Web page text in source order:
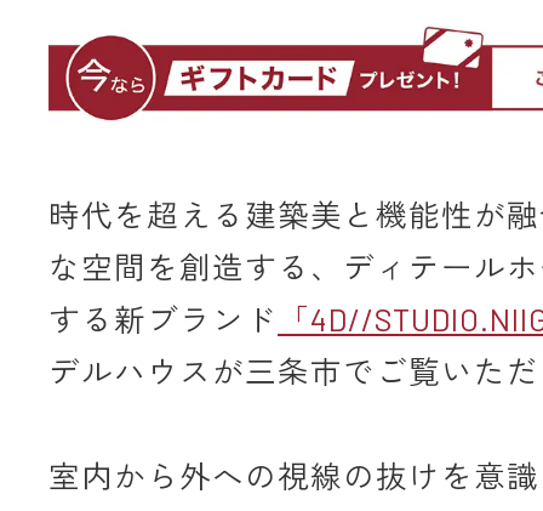
時代を超える建築美と機能性が
な空間を創造する、ディテール
する新ブランド
「4D//
デルハウスが三条市でご覧いた
室内から外への視線の抜けを意